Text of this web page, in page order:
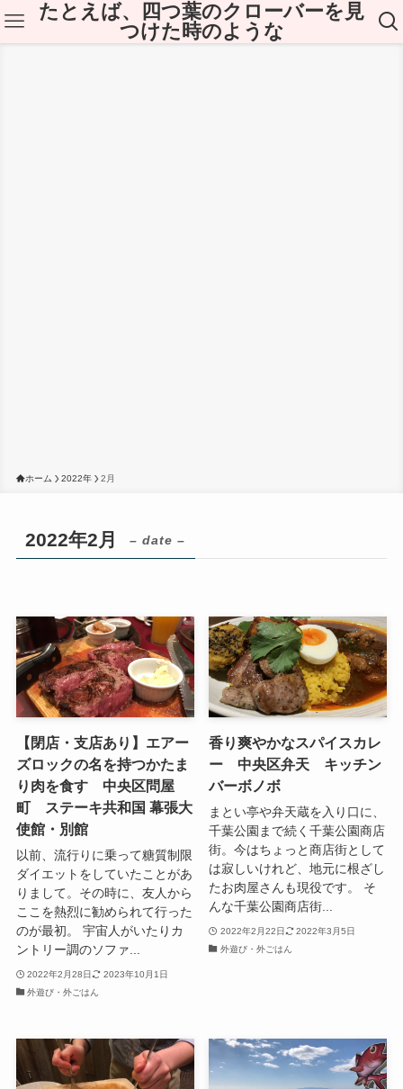
たとえば、四つ葉のクローバーを見
つけた時のような
ホーム 2022年 2月
2022年2月 – date –
【閉店・支店あり】エアー
ズロックの名を持つかたま
り肉を食す 中央区問屋
町 ステーキ共和国 幕張大
使館・別館
以前、流行りに乗って糖質制限
ダイエットをしていたことがあ
りまして。その時に、友人から
ここを熱烈に勧められて行った
のが最初。 宇宙人がいたりカ
ントリー調のソファ...
2022年2月28日
2023年10月1日
外遊び・外ごはん
香り爽やかなスパイスカレ
ー 中央区弁天 キッチン
バーボノボ
まとい亭や弁天蔵を入り口に、
千葉公園まで続く千葉公園商店
街。今はちょっと商店街として
は寂しいけれど、地元に根ざし
たお肉屋さんも現役です。 そ
んな千葉公園商店街...
2022年2月22日
2022年3月5日
外遊び・外ごはん